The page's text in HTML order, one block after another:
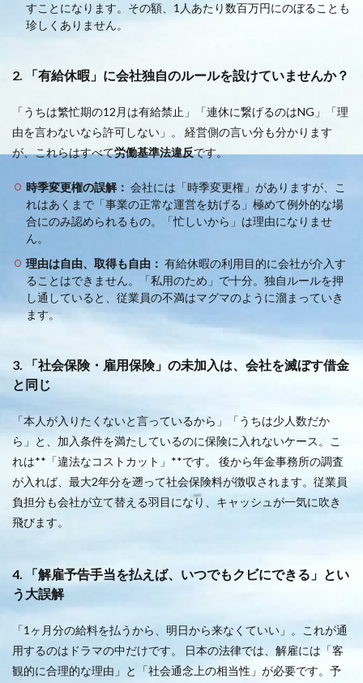
すことになります。その額、1人あたり数百万円にのぼることも
珍しくありません。
2. 「有給休暇」に会社独自のルールを設けていませんか？
「うちは繁忙期の12月は有給禁止」「連休に繋げるのはNG」「理
由を言わないなら許可しない」。 経営側の言い分も分かります
が、これらはすべて労働基準法違反です。
時季変更権の誤解： 会社には「時季変更権」がありますが、こ
れはあくまで「事業の正常な運営を妨げる」極めて例外的な場
合にのみ認められるもの。「忙しいから」は理由になりませ
ん。
理由は自由、取得も自由： 有給休暇の利用目的に会社が介入す
ることはできません。「私用のため」で十分。独自ルールを押
し通していると、従業員の不満はマグマのように溜まっていき
ます。
3. 「社会保険・雇用保険」の未加入は、会社を滅ぼす借金
と同じ
「本人が入りたくないと言っているから」「うちは少人数だか
ら」と、加入条件を満たしているのに保険に入れないケース。こ
れは**「違法なコストカット」**です。 後から年金事務所の調査
が入れば、最大2年分を遡って社会保険料が徴収されます。従業員
負担分も会社が立て替える羽目になり、キャッシュが一気に吹き
飛びます。
4. 「解雇予告手当を払えば、いつでもクビにできる」とい
う大誤解
「1ヶ月分の給料を払うから、明日から来なくていい」。これが通
用するのはドラマの中だけです。 日本の法律では、解雇には「客
観的に合理的な理由」と「社会通念上の相当性」が必要です。予